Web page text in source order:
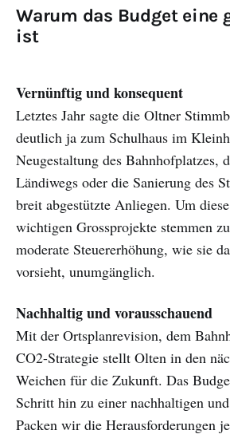
Warum das Budget eine
ist
Vernünftig und konsequent
Letztes Jahr sagte die Oltner
deutlich ja zum Schulhaus im
Neugestaltung des Bahnhofplatzes,
Ländiwegs oder die Sanierung des
breit abgestützte Anliegen. Um
wichtigen Grossprojekte stemmen
moderate Steuererhöhung, wie sie
vorsieht, unumgänglich.
Nachhaltig und vorausschauend
Mit der Ortsplanrevision, dem
CO2-Strategie stellt Olten in den
Weichen für die Zukunft. Das
Schritt hin zu einer nachhaltigen
Packen wir die Herausforderungen